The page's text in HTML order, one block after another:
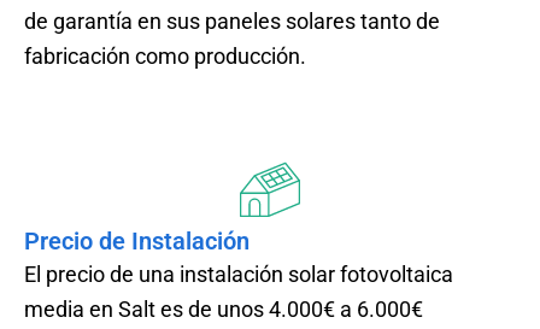
de garantía en sus paneles solares tanto de
fabricación como producción.
Precio de Instalación
El precio de una instalación solar fotovoltaica
media en Salt es de unos 4.000€ a 6.000€